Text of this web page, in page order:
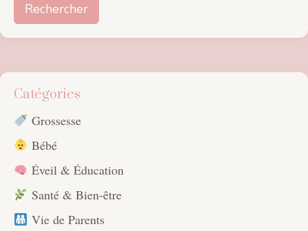
Rechercher
Catégories
Grossesse
Bébé
Éveil & Éducation
Santé & Bien-être
Vie de Parents